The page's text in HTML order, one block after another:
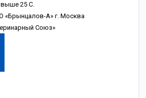
выше 25 С.
«Брынцалов-А» г. Москва
Союз»